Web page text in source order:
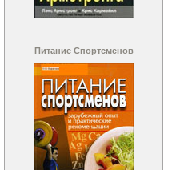
Питание Спортсменов